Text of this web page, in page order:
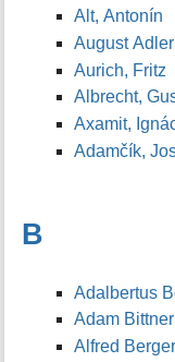
Alt, Antonín
August Adler
Aurich, Fritz
Albrecht,
Axamit,
Adamčík,
B
Adalbertus
Adam Bittner
Alfred Berger